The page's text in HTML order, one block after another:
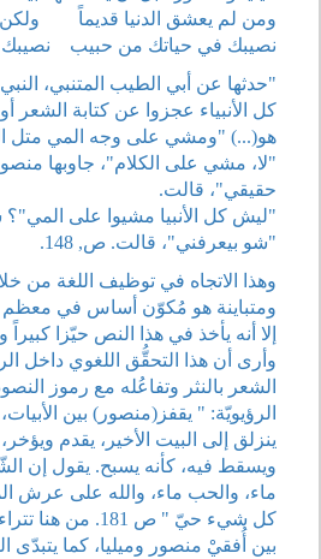
ومن لم يعشق الدنيا قديماً
نصيبك في حياتك من حبيب
"حدثها عن أبي الطيب المتنبي،
كل الأنبياء عجزوا عن كتابة الشعر أو
هو(...) "ومشي على وجه المي متل
"لا، مشي على الكلام"، جاوبها
حقيقي"، قالت.
"ليش كل الأنبيا مشيوا على
"شو بيعرفني"، قالت. ص, 148.
وهذا الاتجاه في توظيف اللغة من
ومتباينة هو مُكوّن أساس في معظم
إلا أنه يأخذ في هذا النص حيّزا
وأرى أن هذا التحقُّق اللغوي داخل
الشعر بالنثر وتفاعُله مع رموز
الرؤيويّة: " يقفز(منصور) بين
ينزلق إلى البيت الأخير، يقدم
ويسقط فيه، كأنه يسبح. يقول إن
ماء، والحب ماء، والله على عرش
كل شيء حيّ " ص 181.
بين أُفقيْ منصور وميليا، كما يتبدّى